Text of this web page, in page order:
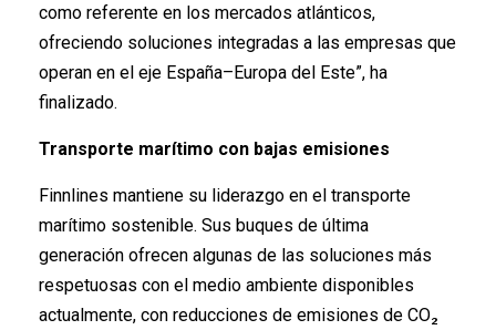
como referente en los mercados atlánticos,
ofreciendo soluciones integradas a las empresas que
operan en el eje España–Europa del Este”, ha
finalizado.
Transporte marítimo con bajas emisiones
Finnlines mantiene su liderazgo en el transporte
marítimo sostenible. Sus buques de última
generación ofrecen algunas de las soluciones más
respetuosas con el medio ambiente disponibles
actualmente, con reducciones de emisiones de CO₂